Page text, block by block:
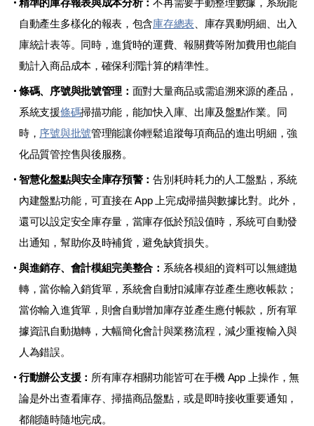
自動產生多樣化的報表，包含庫存總表、庫存異動明細、出入
庫統計表等。同時，進貨時的運費、報關費等附加費用也能自
動計入商品成本，確保利潤計算的精準性。
條碼、序號與批號管理： 面對大量商品或需追溯來源的產品，
系統支援條碼掃描功能，能加快入庫、出庫及盤點作業。同
時， 序號與批號管理能讓你輕鬆追蹤每項商品的進出明細，強
化品質管控售與後服務。
智慧化盤點與安全庫存預警：告別耗時耗力的人工盤點，系統
內建盤點功能，可直接在 App 上完成掃描與數據比對。此外，
還可以設定安全庫存量，當庫存低於預設值時，系統可自動發
出通知，幫助你及時補貨，避免缺貨損失。
與進銷存、會計模組完美整合： 系統各模組的資料可以無縫拋
轉，當你輸入銷貨單，系統會自動扣減庫存並產生應收帳款；
當你輸入進貨單，則會自動增加庫存並產生應付帳款，所有單
據資訊自動拋轉，大幅簡化會計與業務流程，減少重複輸入與
人為錯誤。
行動辦公支援： 所有庫存相關功能皆可在手機 App 上操作，無
論是外出查看庫存、掃描商品盤點，或是即時接收重要通知，
都能隨時隨地完成。